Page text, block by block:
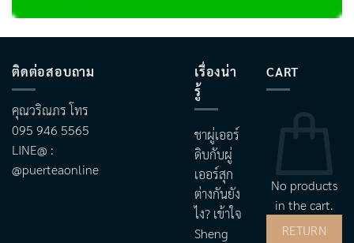
ติดต่อสอบถาม
คุณวริณภร โทร
095 946 5565
LINE@ :
@puerteaonline
เรื่องน่า
รู้
ชาผู่เออร์
ดิบกับผู่
เออร์สุก
ต่างกันยัง
ไง? เข้าใจ
Sheng
CART
No products
in the cart.
RETURN